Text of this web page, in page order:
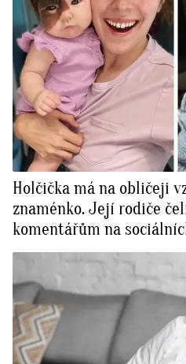
Holčička má na obličeji
znaménko. Její rodiče
komentářům na